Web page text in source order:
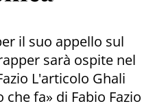
il suo appello sul
sarà ospite nel
L'articolo Ghali
fa» di Fabio Fazio